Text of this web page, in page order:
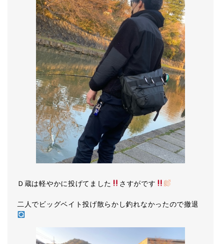
Ｄ蔵は軽やかに投げてました さすがです
二人でビッグベイト投げ散らかし釣れなかったので撤退